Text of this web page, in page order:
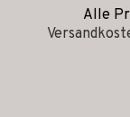
Alle